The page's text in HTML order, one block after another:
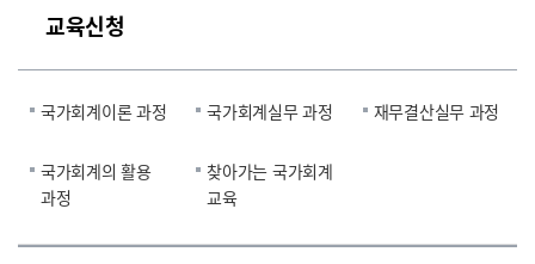
교육신청
국가회계이론 과정 국가회계실무 과정 재무결산실무 과정
국가회계의 활용
과정
찾아가는 국가회계
교육